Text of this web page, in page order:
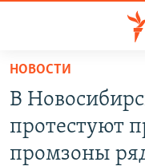
упрощенного
доступа
основному
АВТОРСКИЕ
НОВОСТИ
В
протестуют
промзоны